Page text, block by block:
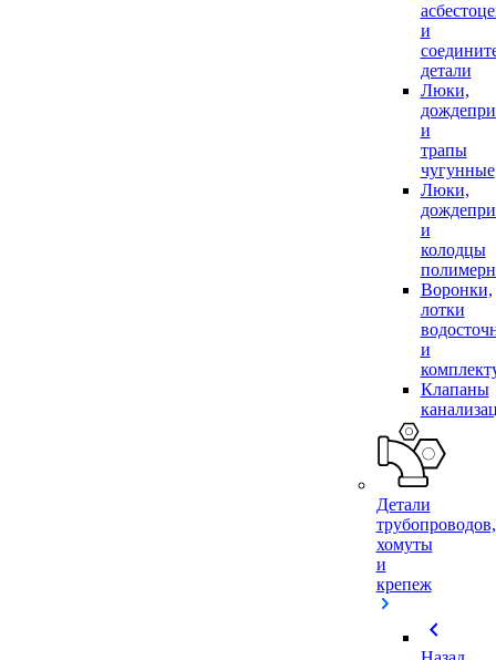
и
детали
Люки,
и
трапы
чугунные
Люки,
и
колодцы
Воронки,
лотки
и
Клапаны
Детали
трубопроводов,
хомуты
и
крепеж
chevron_left